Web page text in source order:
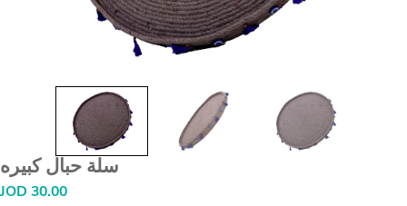
سلة حبال كبيره
JOD 30.00